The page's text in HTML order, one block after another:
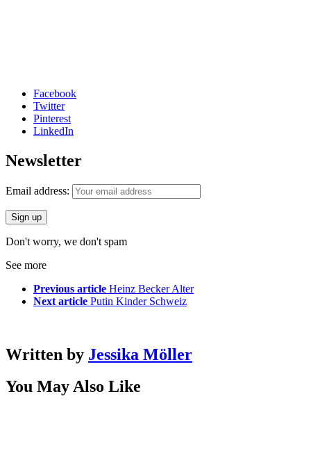
Facebook
Twitter
Pinterest
LinkedIn
Newsletter
Email address:
Don't worry, we don't spam
See more
Previous article Heinz Becker Alter
Next article Putin Kinder Schweiz
Written by Jessika Möller
You May Also Like